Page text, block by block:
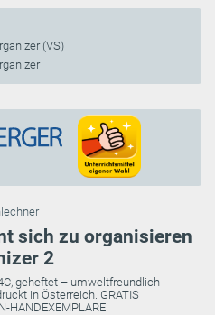
(VS)
sich zu organisieren
2
geheftet – umweltfreundlich
in Österreich. GRATIS
HANDEXEMPLARE!